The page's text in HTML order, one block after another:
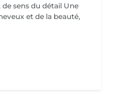
du détail Une